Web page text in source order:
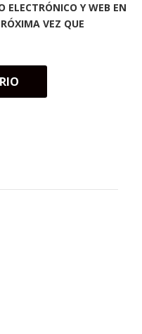
ELECTRÓNICO Y WEB EN
VEZ QUE